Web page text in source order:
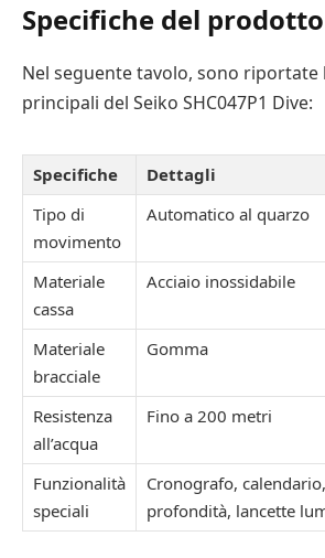
Specifiche del prodotto
Nel seguente tavolo, sono riportate
principali del Seiko SHC047P1 Dive:
Specifiche
Dettagli
Tipo di
movimento
Automatico al quarzo
Materiale
cassa
Acciaio inossidabile
Materiale
bracciale
Gomma
Resistenza
all’acqua
Fino a 200 metri
Funzionalità
speciali
Cronografo,
profondità, lancette